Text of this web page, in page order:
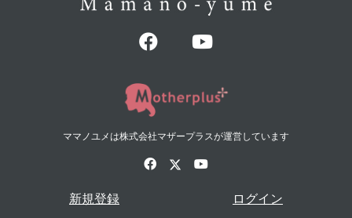
ママノユメは株式会社マザープラスが運営しています
新規登録 ログイン